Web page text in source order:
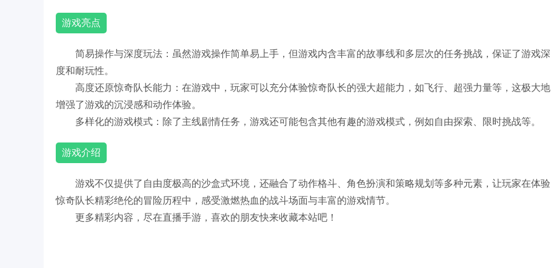
游戏亮点
简易操作与深度玩法：虽然游戏操作简单易上手，但游戏内含丰富的故事线和多层次的任务挑战，保证了游戏深
度和耐玩性。
高度还原惊奇队长能力：在游戏中，玩家可以充分体验惊奇队长的强大超能力，如飞行、超强力量等，这极大地
增强了游戏的沉浸感和动作体验。
多样化的游戏模式：除了主线剧情任务，游戏还可能包含其他有趣的游戏模式，例如自由探索、限时挑战等。
游戏介绍
游戏不仅提供了自由度极高的沙盒式环境，还融合了动作格斗、角色扮演和策略规划等多种元素，让玩家在体验
惊奇队长精彩绝伦的冒险历程中，感受激燃热血的战斗场面与丰富的游戏情节。
更多精彩内容，尽在直播手游，喜欢的朋友快来收藏本站吧！